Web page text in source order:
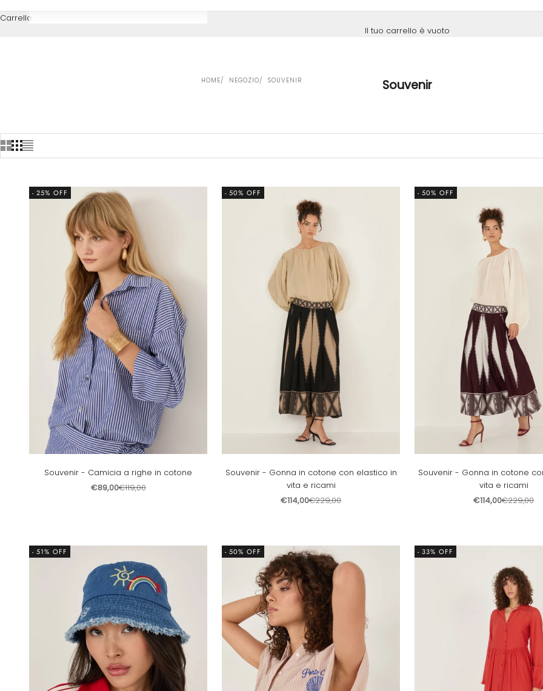
Carrello
Il tuo carrello è vuoto
HOME NEGOZIO SOUVENIR Souvenir
- 25% OFF
Souvenir - Camicia a righe in cotone
Prezzo scontato
€89,00Prezzo
€119,00
- 50% OFF
Souvenir - Gonna in cotone con elastico in
vita e ricami
Prezzo scontato
€114,00Prezzo
€229,00
- 50% OFF
Souvenir - Gonna in cotone
vita e ricami
Prezzo scontato
€114,00Prezzo
€229,00
- 51% OFF - 50% OFF - 33% OFF